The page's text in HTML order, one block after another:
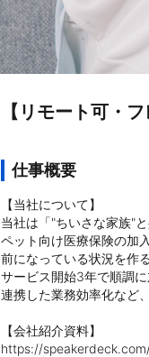
【リモート可・
仕事概要
【当社について】
当社は「"ちいさな家族"
ペット向け医療保険の加
前になっている状況を作
サービス開始3年で順調
連携した業務効率化など
【会社紹介資料】
https://